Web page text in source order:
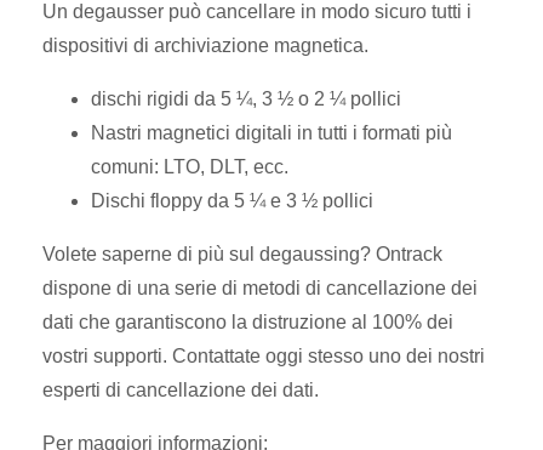
Un degausser può cancellare in modo sicuro tutti i
dispositivi di archiviazione magnetica.
dischi rigidi da 5 ¼, 3 ½ o 2 ¼ pollici
Nastri magnetici digitali in tutti i formati più
comuni: LTO, DLT, ecc.
Dischi floppy da 5 ¼ e 3 ½ pollici
Volete saperne di più sul degaussing? Ontrack
dispone di una serie di metodi di cancellazione dei
dati che garantiscono la distruzione al 100% dei
vostri supporti. Contattate oggi stesso uno dei nostri
esperti di cancellazione dei dati.
Per maggiori informazioni: